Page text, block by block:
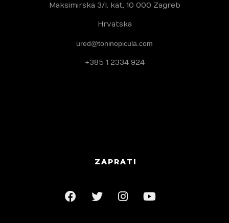
Maksimirska 3/I. kat, 10 000 Zagreb
Hrvatska
ured@toninopicula.com
+385 1 2334 924
ZAPRATI